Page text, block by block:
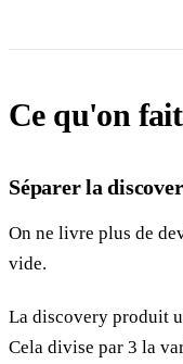
Ce qu'on
Séparer la
On ne livre plus de
vide.
La discovery produit
Cela divise par 3 la